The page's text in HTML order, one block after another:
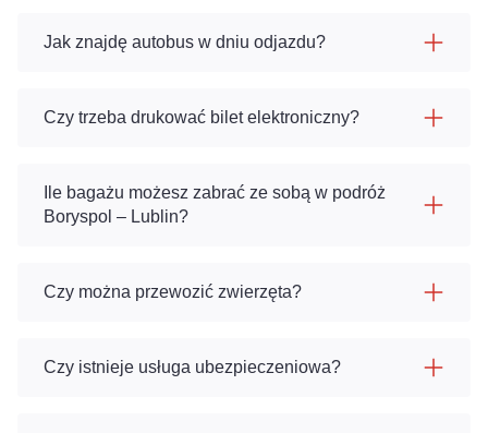
Jak znajdę autobus w dniu odjazdu?
Czy trzeba drukować bilet elektroniczny?
Ile bagażu możesz zabrać ze sobą w podróż
Boryspol – Lublin?
Czy można przewozić zwierzęta?
Czy istnieje usługa ubezpieczeniowa?